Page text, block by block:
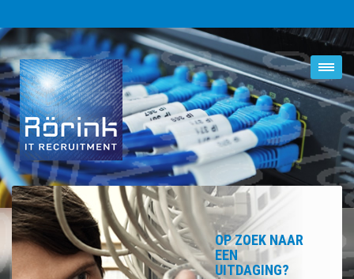
OP ZOEK NAAR
EEN
UITDAGING?